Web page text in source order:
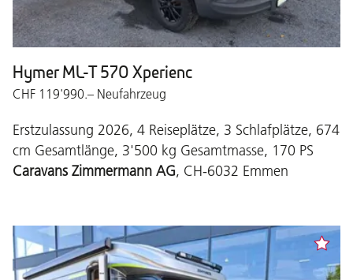
Hymer ML-T 570 Xperienc
CHF 119'990.– Neufahrzeug
Erstzulassung 2026, 4 Reiseplätze, 3 Schlafplätze, 674
cm Gesamtlänge, 3'500 kg Gesamtmasse, 170 PS
Caravans Zimmermann AG, CH-6032 Emmen